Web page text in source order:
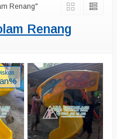
Renang"
Renang